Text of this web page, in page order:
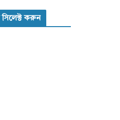
সিলেক্ট করুন